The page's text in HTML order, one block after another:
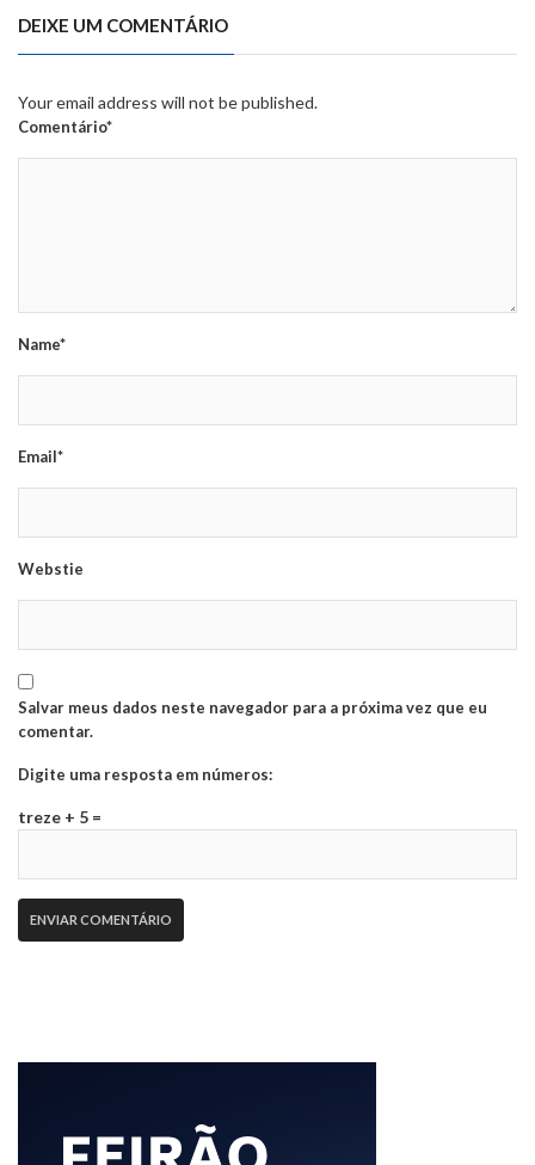
DEIXE UM COMENTÁRIO
Your email address will not be published.
Comentário*
Name*
Email*
Webstie
Salvar meus dados neste navegador para a próxima vez que eu
comentar.
Digite uma resposta em números:
treze + 5 =